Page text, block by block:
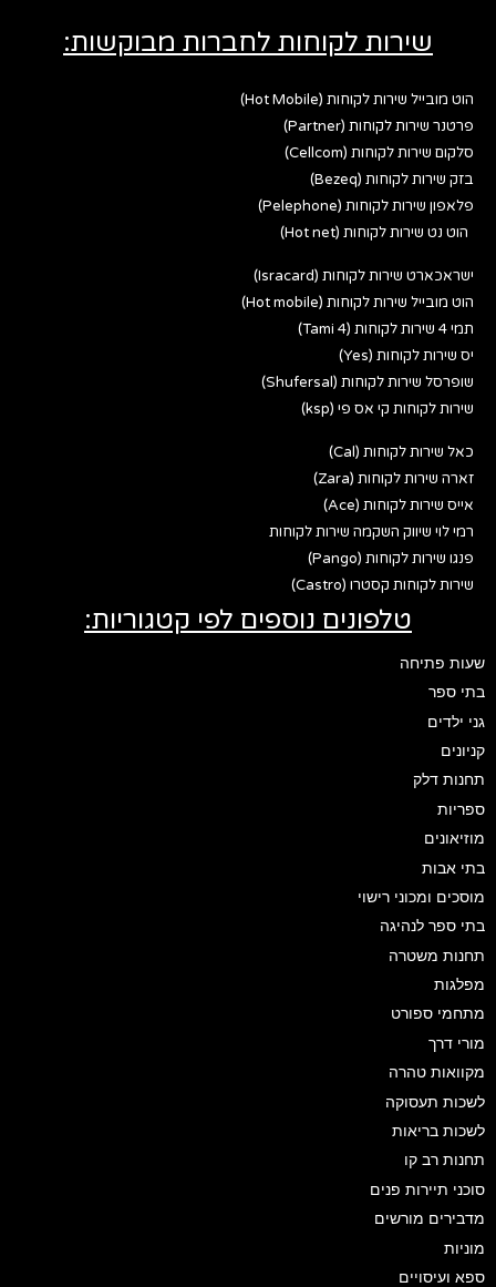
שירות לקוחות לחברות מבוקשות:
הוט מובייל שירות לקוחות (Hot Mobile)
פרטנר שירות לקוחות (Partner)
סלקום שירות לקוחות (Cellcom)
בזק שירות לקוחות (Bezeq)
פלאפון שירות לקוחות (Pelephone)
הוט נט שירות לקוחות (Hot net)
ישראכארט שירות לקוחות (Isracard)
הוט מובייל שירות לקוחות (Hot mobile)
תמי 4 שירות לקוחות (Tami 4)
יס שירות לקוחות (Yes)
שופרסל שירות לקוחות (Shufersal)
שירות לקוחות קי אס פי (ksp)
כאל שירות לקוחות (Cal)
זארה שירות לקוחות (Zara)
אייס שירות לקוחות (Ace)
רמי לוי שיווק השקמה שירות לקוחות
פנגו שירות לקוחות (Pango)
שירות לקוחות קסטרו (Castro)
טלפונים נוספים לפי קטגוריות:
שעות פתיחה
בתי ספר
גני ילדים
קניונים
תחנות דלק
ספריות
מוזיאונים
בתי אבות
מוסכים ומכוני רישוי
בתי ספר לנהיגה
תחנות משטרה
מפלגות
מתחמי ספורט
מורי דרך
מקוואות טהרה
לשכות תעסוקה
לשכות בריאות
תחנות רב קו
סוכני תיירות פנים
מדבירים מורשים
מוניות
ספא ועיסויים